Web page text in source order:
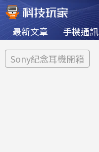
最新文章 手機通訊
Sony紀念耳機開箱